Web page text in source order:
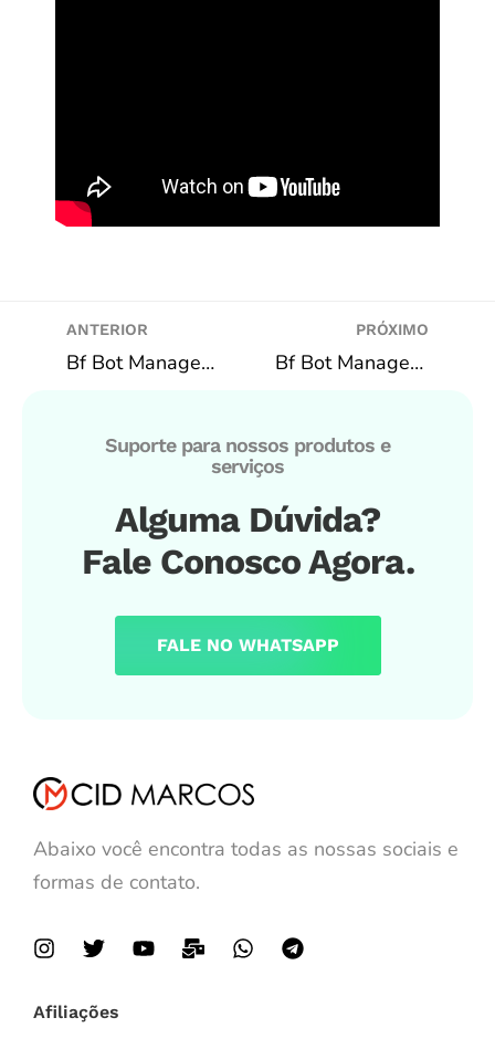
ANTERIOR
Bf Bot Manager – Estratégia Minuto do Primeiro Gol | Lay 1-10
PRÓXIMO
Bf Bot Manager – Over 1.5 com entrada fracionada e cashout após o gol
Suporte para nossos produtos e
serviços
Alguma Dúvida?
Fale Conosco Agora.
FALE NO WHATSAPP
Abaixo você encontra todas as nossas sociais e
formas de contato.
Afiliações